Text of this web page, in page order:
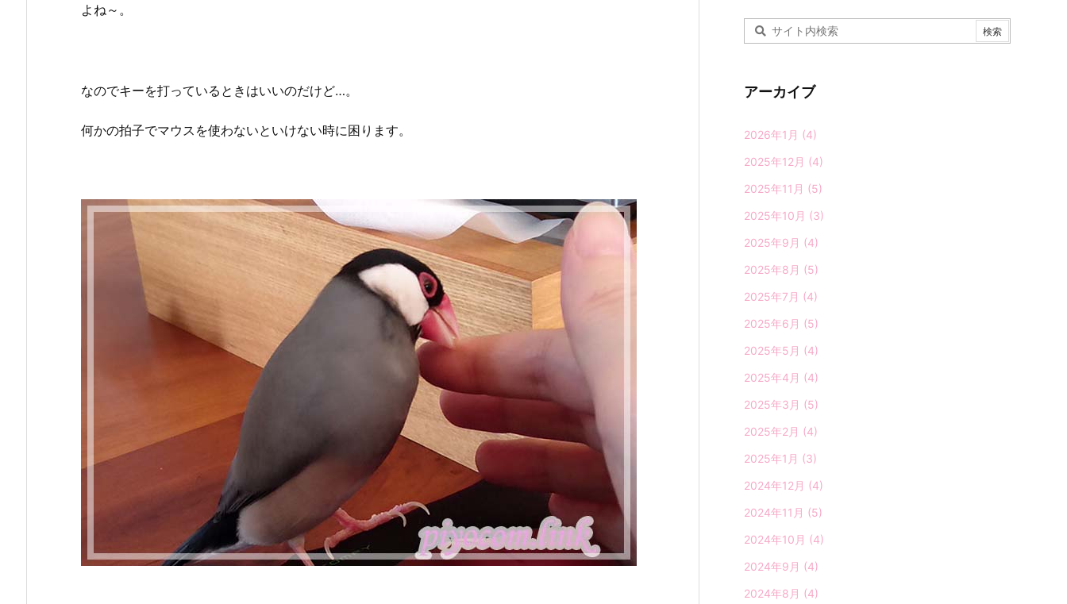
よね～。
なのでキーを打っているときはいいのだけど…。
何かの拍子でマウスを使わないといけない時に困ります。
アーカイブ
2026年1月 (4)
2025年12月 (4)
2025年11月 (5)
2025年10月 (3)
2025年9月 (4)
2025年8月 (5)
2025年7月 (4)
2025年6月 (5)
2025年5月 (4)
2025年4月 (4)
2025年3月 (5)
2025年2月 (4)
2025年1月 (3)
2024年12月 (4)
2024年11月 (5)
2024年10月 (4)
2024年9月 (4)
2024年8月 (4)